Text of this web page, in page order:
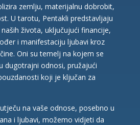
zemlju, materijalnu dobrobit,
U tarotu, Pentakli predstavljaju
života, uključujući financije,
i manifestaciju ljubavi kroz
Oni su temelj na kojem se
dugotrajni odnosi, pružajući
koji je ključan za
na vaše odnose, posebno u
i ljubavi, možemo vidjeti da